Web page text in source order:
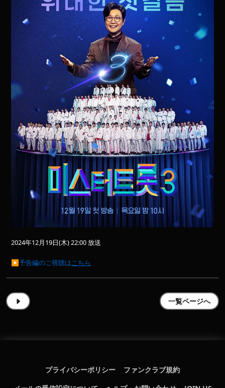
2024年12月19日(木) 22:00 放送
▶︎予告編のご視聴はこちら
一覧ページへ
プライバシーポリシー
ファンクラブ規約